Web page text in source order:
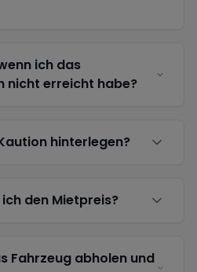
ich das
nicht erreicht habe?
hinterlegen?
den Mietpreis?
Fahrzeug abholen und